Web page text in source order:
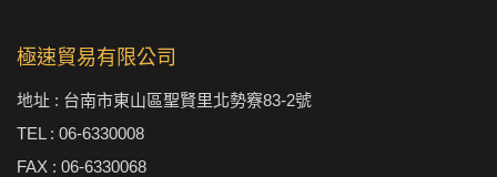
極速貿易有限公司
地址 : 台南市東山區聖賢里北勢竂83-2號
TEL : 06-6330008
FAX : 06-6330068